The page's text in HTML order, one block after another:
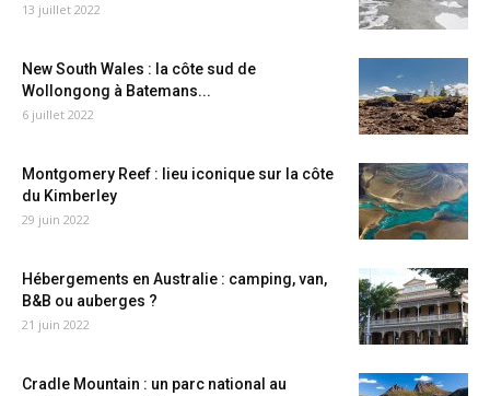
13 juillet 2022
New South Wales : la côte sud de
Wollongong à Batemans...
6 juillet 2022
Montgomery Reef : lieu iconique sur la côte
du Kimberley
29 juin 2022
Hébergements en Australie : camping, van,
B&B ou auberges ?
21 juin 2022
Cradle Mountain : un parc national au